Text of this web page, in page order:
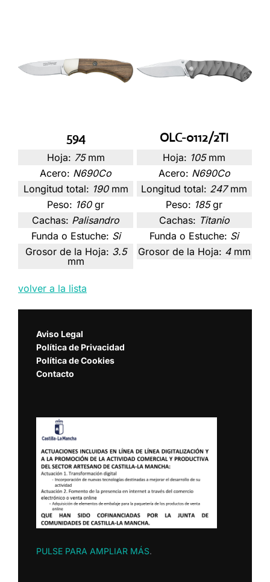
594
Hoja: 75 mm
Acero: N690Co
Longitud total: 190 mm
Peso: 160 gr
Cachas: Palisandro
Funda o Estuche: Si
Grosor de la Hoja: 3.5
mm
OLC-0112/2TI
Hoja: 105 mm
Acero: N690Co
Longitud total: 247 mm
Peso: 185 gr
Cachas: Titanio
Funda o Estuche: Si
Grosor de la Hoja: 4 mm
volver a la lista
Aviso Legal
Política de Privacidad
Política de Cookies
Contacto
PULSE PARA AMPLIAR MÁS.